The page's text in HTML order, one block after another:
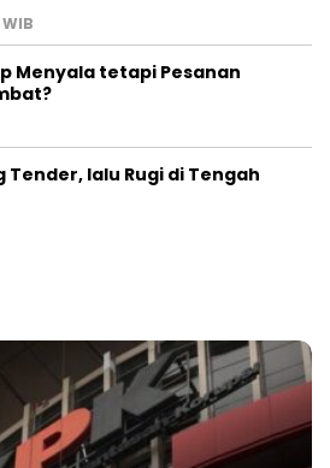
Menyala tetapi Pesanan
lalu Rugi di Tengah